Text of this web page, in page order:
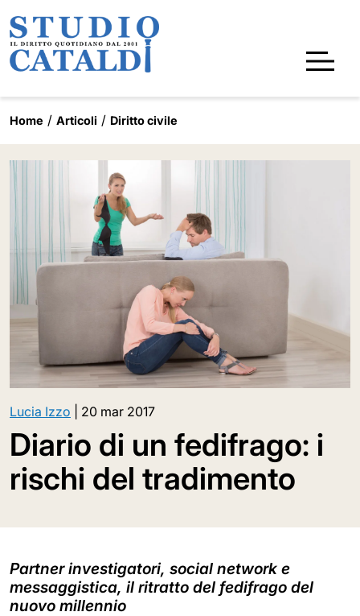
Home Articoli Diritto civile
Lucia Izzo 20 mar 2017
Diario di un fedifrago: i
rischi del tradimento
Partner investigatori, social network e
messaggistica, il ritratto del fedifrago del
nuovo millennio